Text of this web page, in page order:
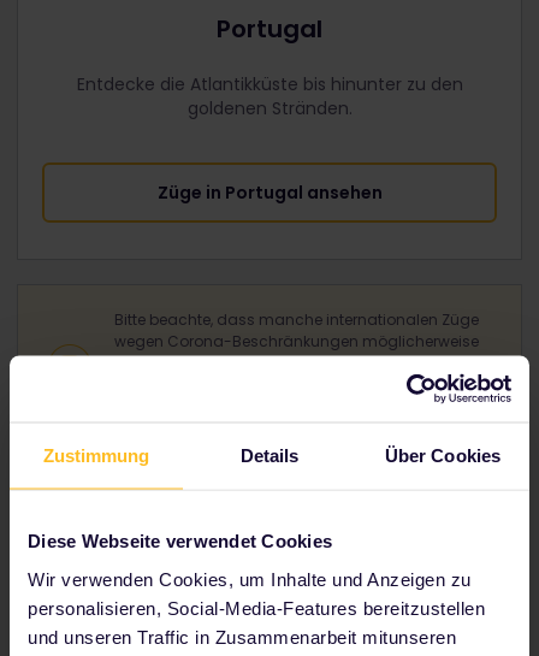
Zustimmung Details Über Cookies
Diese Webseite verwendet Cookies
Wir verwenden Cookies, um Inhalte und Anzeigen zu
personalisieren, Social-Media-Features bereitzustellen
und unseren Traffic in Zusammenarbeit mitunseren
Portugal
Entdecke die Atlantikküste bis hinunter zu den
goldenen Stränden.
Züge in Portugal ansehen
Bitte beachte, dass manche internationalen Züge
wegen Corona-Beschränkungen möglicherweise
nicht verkehren. Erkundige dich bei der lokalen
Bahngesellschaft immer über aktuelle Infos zu
Österreich
Bosnien und Herzegowina
Bulgarien
Kroatien